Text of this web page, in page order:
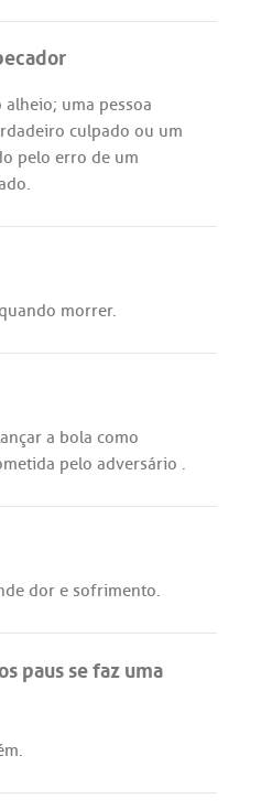
alheio; uma pessoa
culpado ou um
pelo erro de um
.
morrer.
a bola como
pelo adversário .
dor e sofrimento.
paus se faz uma
.